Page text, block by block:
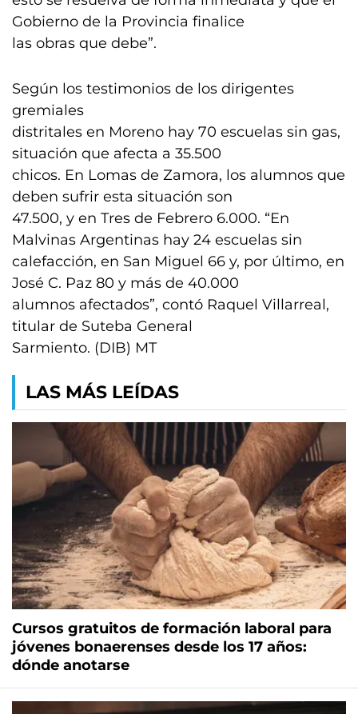
Gobierno de la Provincia finalice
las obras que debe”.
Según los testimonios de los dirigentes
gremiales
distritales en Moreno hay 70 escuelas sin gas,
situación que afecta a 35.500
chicos. En Lomas de Zamora, los alumnos que
deben sufrir esta situación son
47.500, y en Tres de Febrero 6.000. “En
Malvinas Argentinas hay 24 escuelas sin
calefacción, en San Miguel 66 y, por último, en
José C. Paz 80 y más de 40.000
alumnos afectados”, contó Raquel Villarreal,
titular de Suteba General
Sarmiento. (DIB) MT
LAS MÁS LEÍDAS
Cursos gratuitos de formación laboral para
jóvenes bonaerenses desde los 17 años:
dónde anotarse